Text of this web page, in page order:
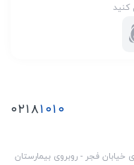
۰۲۱۸۱۰۱۰
فجر - روبروی بیمارستان